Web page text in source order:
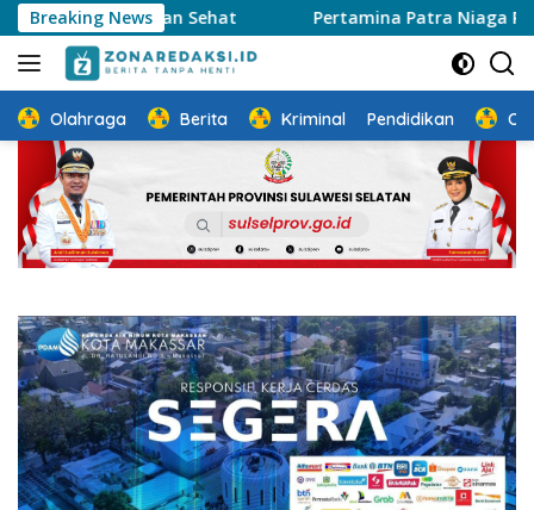
Langsung
ke
konten
Breaking News
Jalan Sehat Pertamina Patra Niaga Regional
Olahraga Berita Kriminal Pendidikan